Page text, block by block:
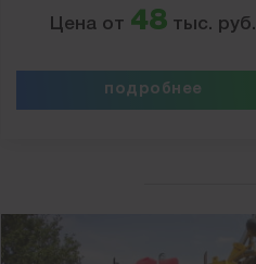
Цена от 48 тыс. руб.
подробнее